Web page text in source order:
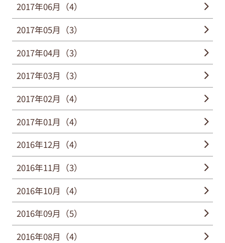
2017年06月（4）
2017年05月（3）
2017年04月（3）
2017年03月（3）
2017年02月（4）
2017年01月（4）
2016年12月（4）
2016年11月（3）
2016年10月（4）
2016年09月（5）
2016年08月（4）